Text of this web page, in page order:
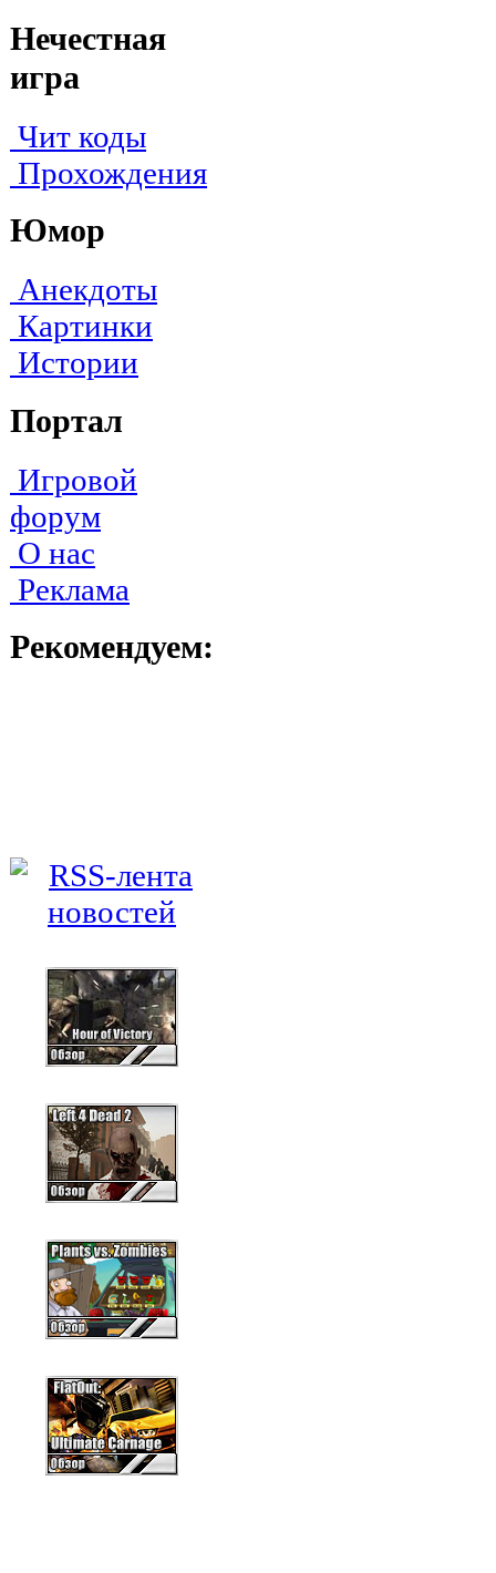
Нечестная
игра
Чит коды
Прохождения
Юмор
Анекдоты
Картинки
Истории
Портал
Игровой
форум
О нас
Реклама
Рекомендуем: